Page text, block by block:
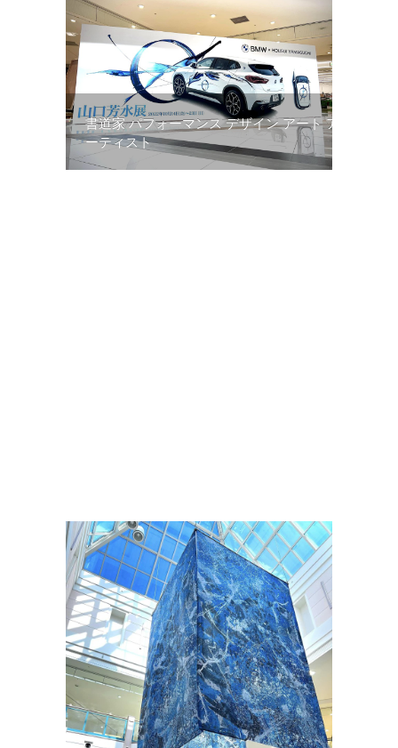
書道家 パフォーマンス デザイン アート ア
ーティスト